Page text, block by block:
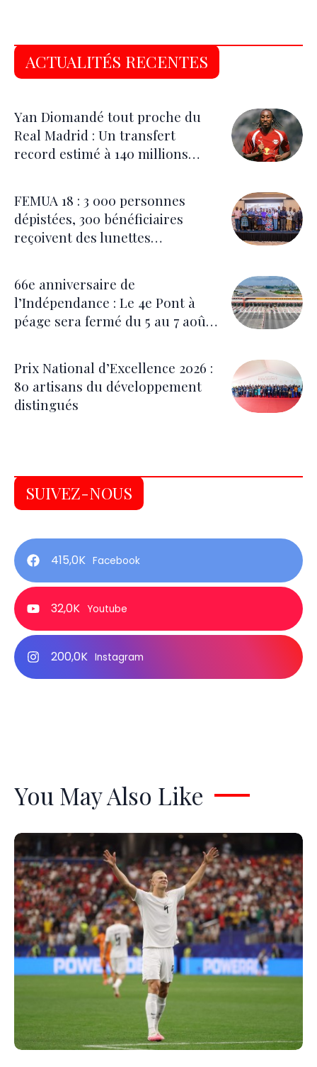
ACTUALITÉS RECENTES
Yan Diomandé tout proche du
Real Madrid : Un transfert
record estimé à 140 millions
FEMUA 18 : 3 000 personnes
dépistées, 300 bénéficiaires
reçoivent des lunettes
66e anniversaire de
l’Indépendance : Le 4e Pont à
péage sera fermé du 5 au 7 août
Prix National d’Excellence 2026 :
80 artisans du développement
distingués
SUIVEZ-NOUS
415,0K Facebook
32,0K Youtube
200,0K Instagram
You May Also Like